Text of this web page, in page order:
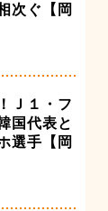
次ぐ【岡
Ｊ１・フ
国代表と
選手【岡